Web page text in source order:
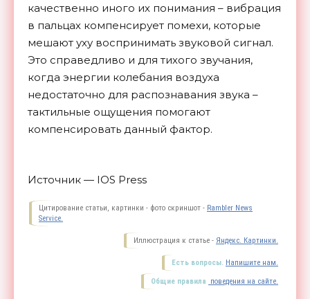
качественно иного их понимания – вибрация
в пальцах компенсирует помехи, которые
мешают уху воспринимать звуковой сигнал.
Это справедливо и для тихого звучания,
когда энергии колебания воздуха
недостаточно для распознавания звука –
тактильные ощущения помогают
компенсировать данный фактор.
Источник — IOS Press
Цитирование статьи, картинки - фото скриншот - Rambler News
Service.
Иллюстрация к статье - Яндекс. Картинки.
Есть вопросы. Напишите нам.
Общие правила поведения на сайте.